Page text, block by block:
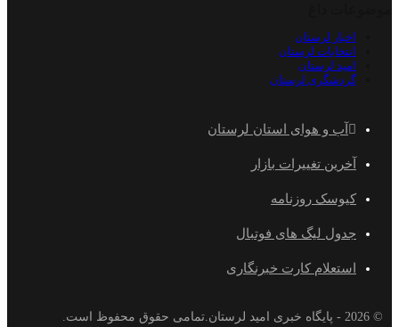
اخبار لرستان
انتخابات لرستان
امید لرستان
گردشگری لرستان
آب و هوای استان لرستان
آخرین تغییرات بازار
کیوسک روزنامه
جدول لیگ های فوتبال
استعلام کارت خبرنگاری
© 2026 - پایگاه خبری اميد لرستان.تمامی حقوق محفوظ است.